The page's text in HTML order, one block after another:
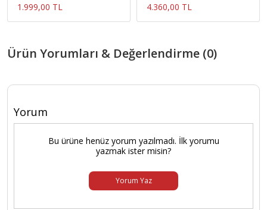
1.999,00 TL 4.360,00 TL
Ürün Yorumları & Değerlendirme (0)
Yorum
Bu ürüne henüz yorum yazılmadı. İlk yorumu
yazmak ister misin?
Yorum Yaz